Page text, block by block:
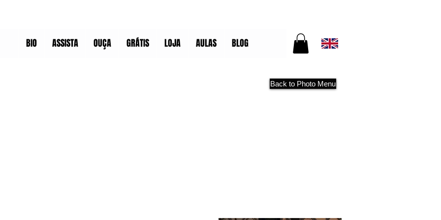
BIO ASSISTA OUÇA GRÁTIS LOJA AULAS BLOG
Back to Photo Menu